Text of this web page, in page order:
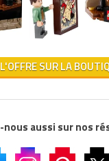
SUR LA
aussi sur nos